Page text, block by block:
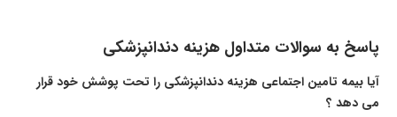
پاسخ به سوالات متداول هزینه دندانپزشکی
آیا بیمه تامین اجتماعی هزینه دندانپزشکی را تحت پوشش خود قرار
می دهد ؟